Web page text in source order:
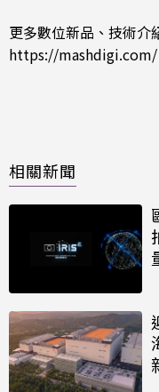
更多數位新品、技術介
https://mashdigi.com/
相關新聞